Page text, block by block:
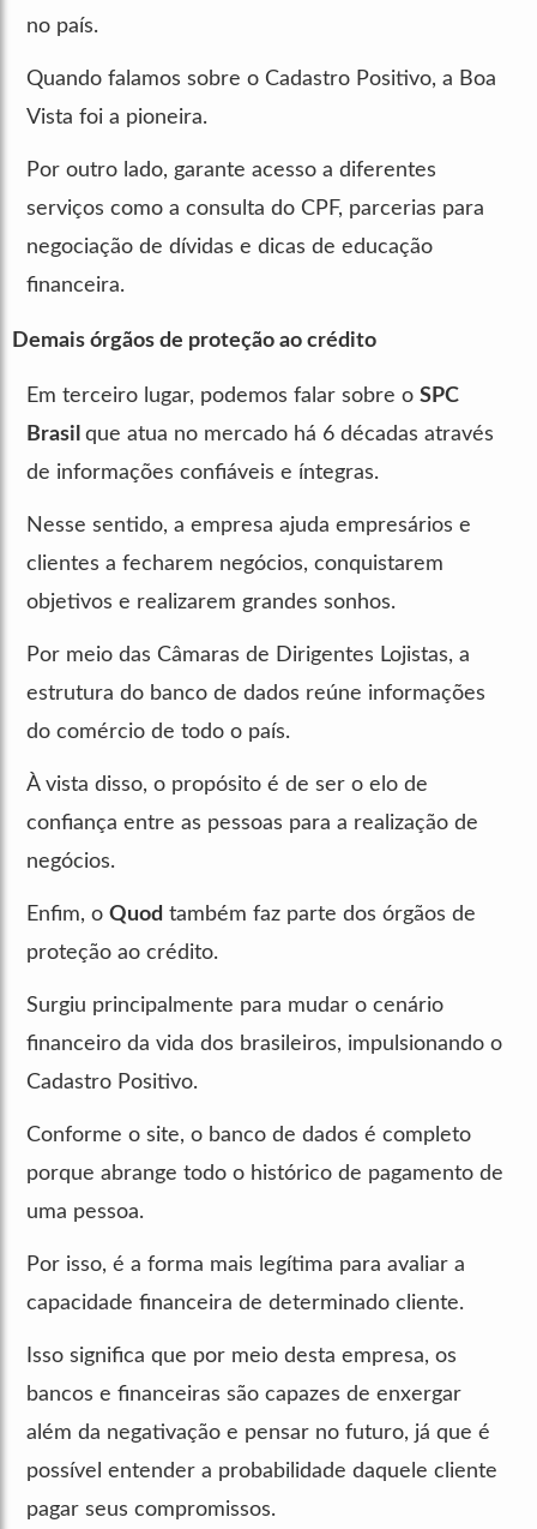
no país.
Quando falamos sobre o Cadastro Positivo, a Boa
Vista foi a pioneira.
Por outro lado, garante acesso a diferentes
serviços como a consulta do CPF, parcerias para
negociação de dívidas e dicas de educação
financeira.
Demais órgãos de proteção ao crédito
Em terceiro lugar, podemos falar sobre o SPC
Brasil que atua no mercado há 6 décadas através
de informações confiáveis e íntegras.
Nesse sentido, a empresa ajuda empresários e
clientes a fecharem negócios, conquistarem
objetivos e realizarem grandes sonhos.
Por meio das Câmaras de Dirigentes Lojistas, a
estrutura do banco de dados reúne informações
do comércio de todo o país.
À vista disso, o propósito é de ser o elo de
confiança entre as pessoas para a realização de
negócios.
Enfim, o Quod também faz parte dos órgãos de
proteção ao crédito.
Surgiu principalmente para mudar o cenário
financeiro da vida dos brasileiros, impulsionando o
Cadastro Positivo.
Conforme o site, o banco de dados é completo
porque abrange todo o histórico de pagamento de
uma pessoa.
Por isso, é a forma mais legítima para avaliar a
capacidade financeira de determinado cliente.
Isso significa que por meio desta empresa, os
bancos e financeiras são capazes de enxergar
além da negativação e pensar no futuro, já que é
possível entender a probabilidade daquele cliente
pagar seus compromissos.